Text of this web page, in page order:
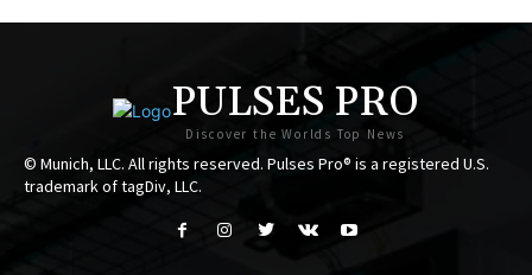
PULSES PRO
Discover the Worlds Top News
© Munich, LLC. All rights reserved. Pulses Pro® is a registered U.S.
trademark of tagDiv, LLC.